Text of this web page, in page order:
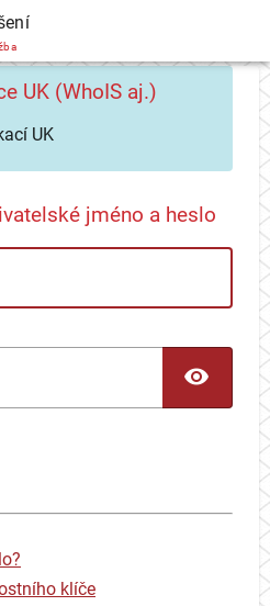
UK (WhoIS aj.)
UK
jméno a heslo
klíče